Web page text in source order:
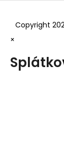
Copyright
×